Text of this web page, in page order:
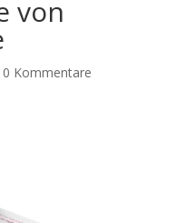
von
0 Kommentare